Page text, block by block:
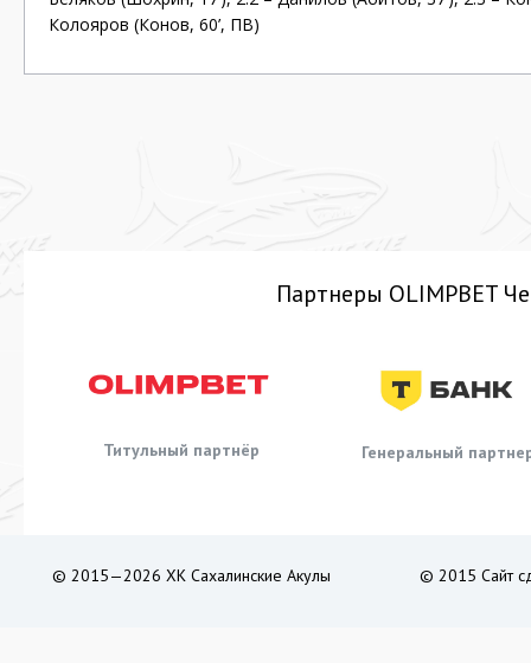
Колояров (Конов, 60’, ПВ)
Партнеры OLIMPBET
Титульный партнёр Генеральный
© 2015—2026 ХК Сахалинские Акулы © 2015 Сайт